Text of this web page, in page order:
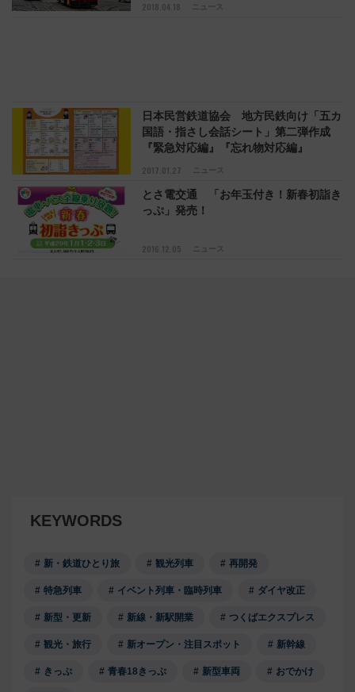
2018.04.18 ニュース
2017.01.27 ニュース
日本民営鉄道協会 地方民鉄向け「五カ
国語・指さし会話シート」第二弾作成
『緊急対応編』『忘れ物対応編』
2016.12.05 ニュース
とさ電交通 「お年玉付き！新春初詣き
っぷ」発売！
KEYWORDS
新・鉄道ひとり旅 観光列車 再開発
特急列車 イベント列車・臨時列車 ダイヤ改正
新型・更新 新線・新駅開業 つくばエクスプレス
観光・旅行 新オープン・注目スポット 新幹線
きっぷ 青春18きっぷ 新型車両 おでかけ